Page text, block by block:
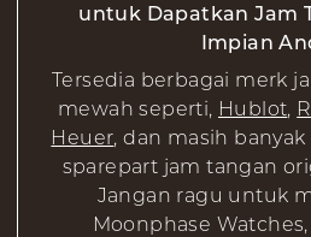
untuk Dapatkan Jam
Impian
Tersedia berbagai merk
mewah seperti, Hublot,
Heuer, dan masih
sparepart jam tangan
Jangan ragu untuk
Moonphase